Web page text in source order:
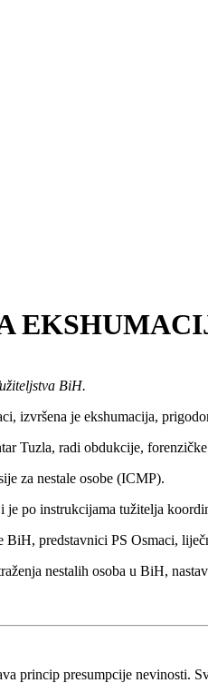
BiH.
izvršena je ekshumacija,
Tuzla, radi obdukcije,
za nestale osobe (ICMP).
po instrukcijama tužitelja
BiH, predstavnici PS Osmaci,
nestalih osoba u BiH,
princip presumpcije nevinosti.